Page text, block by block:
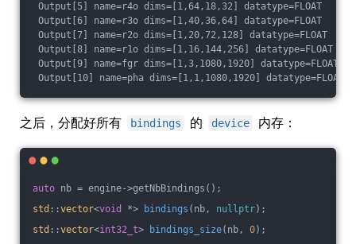
Output[5] name=r4o dims=[1,64,18,32] datatype=FLOAT
Output[6] name=r3o dims=[1,40,36,64] datatype=FLOAT
Output[7] name=r2o dims=[1,20,72,128] datatype=FLOAT
Output[8] name=r1o dims=[1,16,144,256] datatype=FLOAT
Output[9] name=fgr dims=[1,3,1080,1920] datatype=FLOAT
Output[10] name=pha dims=[1,1,1080,1920] datatype=FLOAT
之后，分配好所有 bindings 的 device 内存：
auto nb = engine->getNbBindings();
std ::vector<void *> bindings (nb, nullptr) ;
std ::vector<int32_t> bindings_size(nb, 0) ;